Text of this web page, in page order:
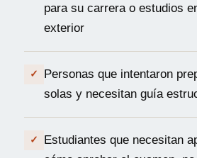
para su carrera o estudios
exterior
✓
Personas que intentaron
solas y necesitan guía
✓
Estudiantes que necesitan